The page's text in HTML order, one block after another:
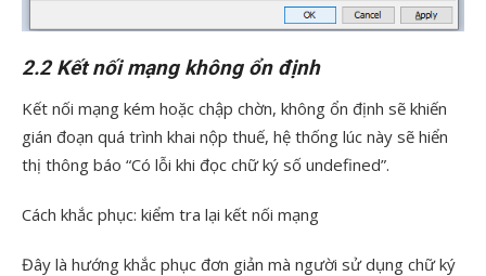
2.2 Kết nối mạng không ổn định
Kết nối mạng kém hoặc chập chờn, không ổn định sẽ khiến
gián đoạn quá trình khai nộp thuế, hệ thống lúc này sẽ hiển
thị thông báo “Có lỗi khi đọc chữ ký số undefined”.
Cách khắc phục: kiểm tra lại kết nối mạng
Đây là hướng khắc phục đơn giản mà người sử dụng chữ ký